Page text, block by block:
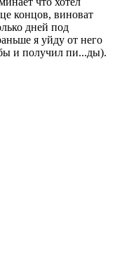
концов, виноват
дней под
я уйду от него
и получил пи...ды).